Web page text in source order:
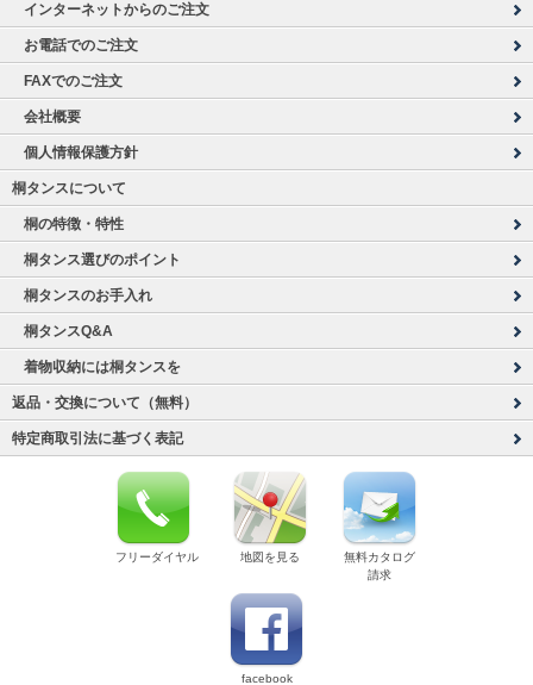
インターネットからのご注文
お電話でのご注文
FAXでのご注文
会社概要
個人情報保護方針
桐タンスについて
桐の特徴・特性
桐タンス選びのポイント
桐タンスのお手入れ
桐タンスQ&A
着物収納には桐タンスを
返品・交換について（無料）
特定商取引法に基づく表記
フリーダイヤル 地図を見る
無料カタログ
請求
facebook